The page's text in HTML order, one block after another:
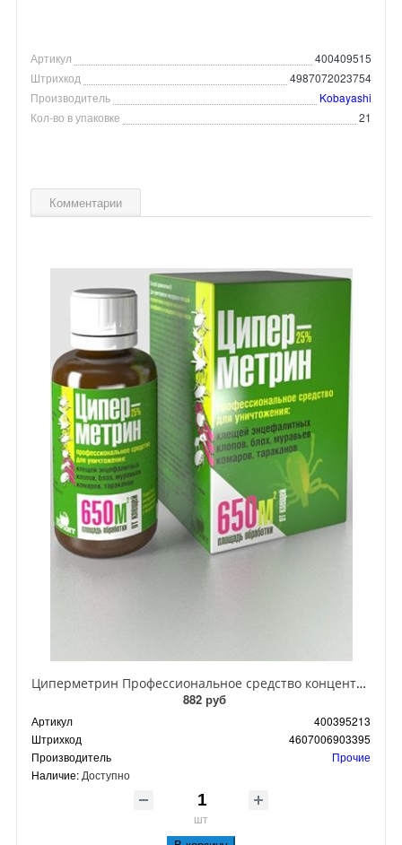
Артикул
400409515
Штрихкод
4987072023754
Производитель
Kobayashi
Кол-во в упаковке
21
Комментарии
Циперметрин Профессиональное средство концентрат эмульсии 25% для уничтожения тараканов, мух,комаров, блох, клопов, муравьев, ос 50 мл
882 руб
Артикул
400395213
Штрихкод
4607006903395
Производитель
Прочие
Наличие: Доступно
шт